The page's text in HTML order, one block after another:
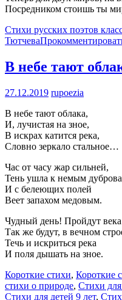
Посредником стоишь ты
Стихи русских поэтов
Тютчева
В небе тают
27.12.2019 rupoezia
В небе тают облака,
И, лучистая на зное,
В искрах катится река,
Словно зеркало стальное…
Час от часу жар сильней,
Тень ушла к немым
И с белеющих полей
Веет запахом медовым.
Чудный день! Пройдут
Так же будут, в вечном
Течь и искриться река
И поля дышать на зное.
Короткие стихи, Короткие
стихи о природе, Стихи для
Стихи для детей 9 лет,